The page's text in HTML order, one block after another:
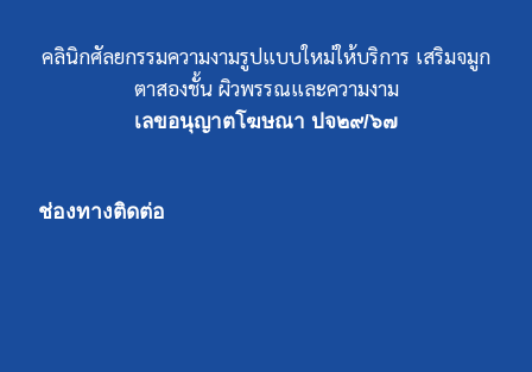
คลินิกศัลยกรรมความงามรูปแบบใหม่ให้บริการ เสริมจมูก
ตาสองชั้น ผิวพรรณและความงาม
เลขอนุญาตโฆษณา ปจ๒๙/๖๗
ช่องทางติดต่อ